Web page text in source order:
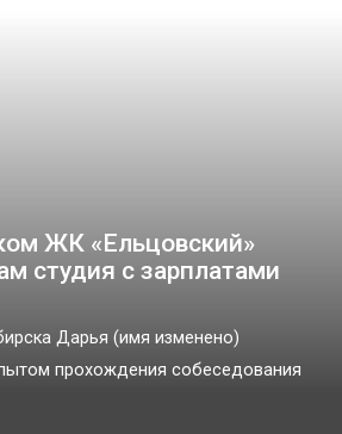
ЖК «Ельцовский»
студия с зарплатами
Дарья (имя изменено)
прохождения собеседования